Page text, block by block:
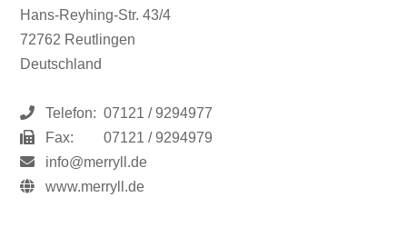
Hans-Reyhing-Str. 43/4
72762 Reutlingen
Deutschland
Telefon: 07121 / 9294977
Fax:
07121 / 9294979
info@merryll.de
www.merryll.de